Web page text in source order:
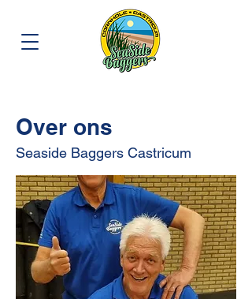
Over ons
Seaside Baggers Castricum